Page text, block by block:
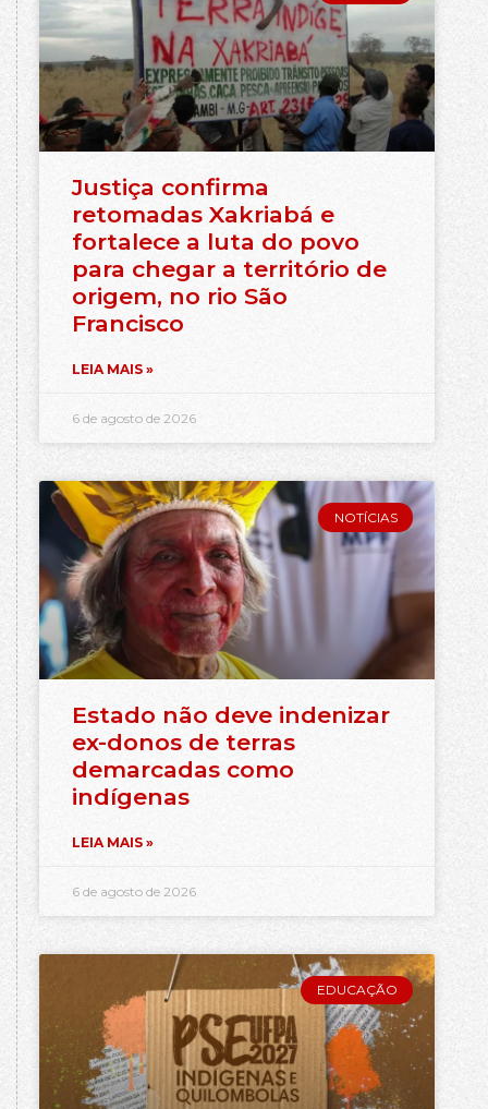
Justiça confirma
retomadas Xakriabá e
fortalece a luta do povo
para chegar a território de
origem, no rio São
Francisco
LEIA MAIS »
6 de agosto de 2026
NOTÍCIAS
Estado não deve indenizar
ex-donos de terras
demarcadas como
indígenas
LEIA MAIS »
6 de agosto de 2026
EDUCAÇÃO